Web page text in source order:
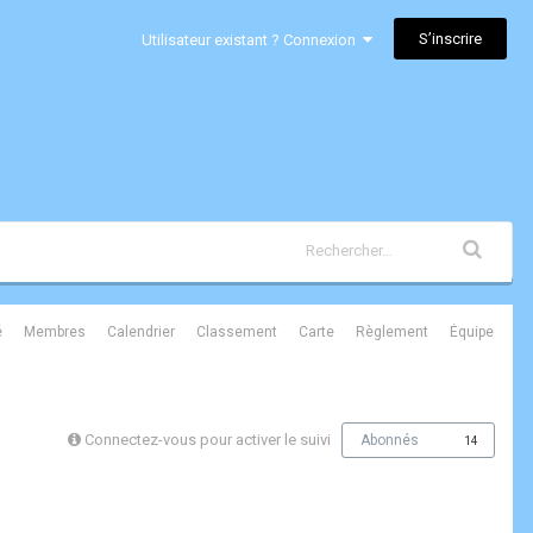
Utilisateur existant ? Connexion S’inscrire
Membres Calendrier Classement Carte Règlement Équipe
Connectez-vous pour activer le suivi Abonnés 14